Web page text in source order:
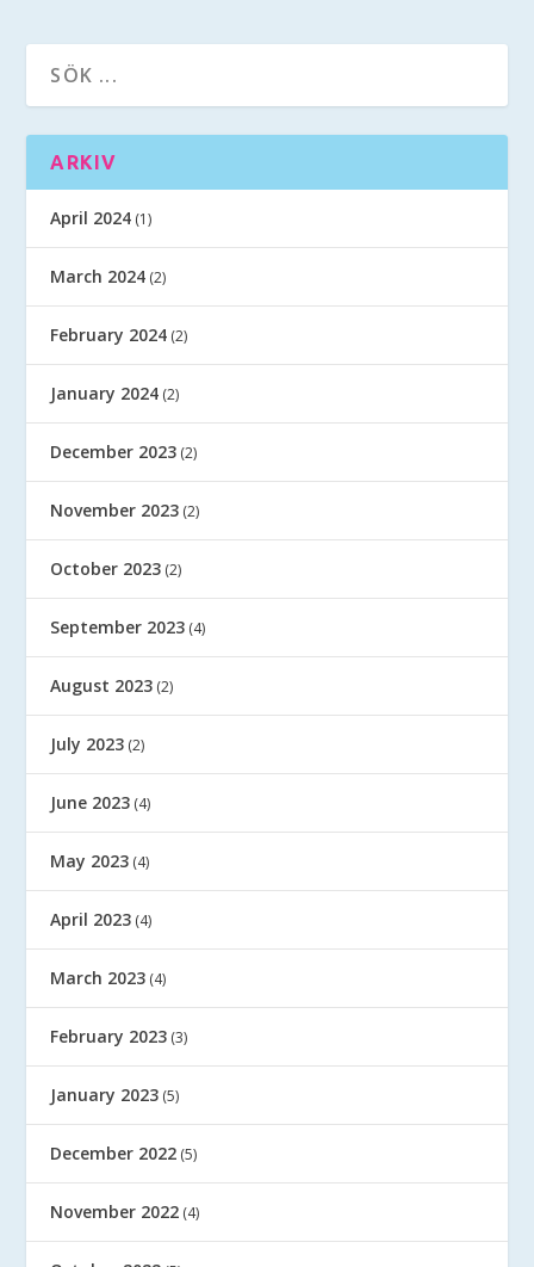
ARKIV
April 2024 (1)
March 2024 (2)
February 2024 (2)
January 2024 (2)
December 2023 (2)
November 2023 (2)
October 2023 (2)
September 2023 (4)
August 2023 (2)
July 2023 (2)
June 2023 (4)
May 2023 (4)
April 2023 (4)
March 2023 (4)
February 2023 (3)
January 2023 (5)
December 2022 (5)
November 2022 (4)